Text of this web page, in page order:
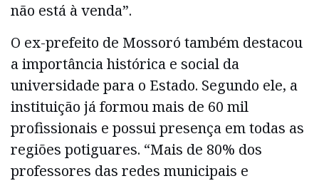
não está à venda”.
O ex-prefeito de Mossoró também destacou
a importância histórica e social da
universidade para o Estado. Segundo ele, a
instituição já formou mais de 60 mil
profissionais e possui presença em todas as
regiões potiguares. “Mais de 80% dos
professores das redes municipais e